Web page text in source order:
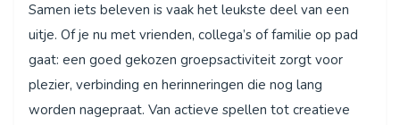
Samen iets beleven is vaak het leukste deel van een
uitje. Of je nu met vrienden, collega’s of familie op pad
gaat: een goed gekozen groepsactiviteit zorgt voor
plezier, verbinding en herinneringen die nog lang
worden nagepraat. Van actieve spellen tot creatieve